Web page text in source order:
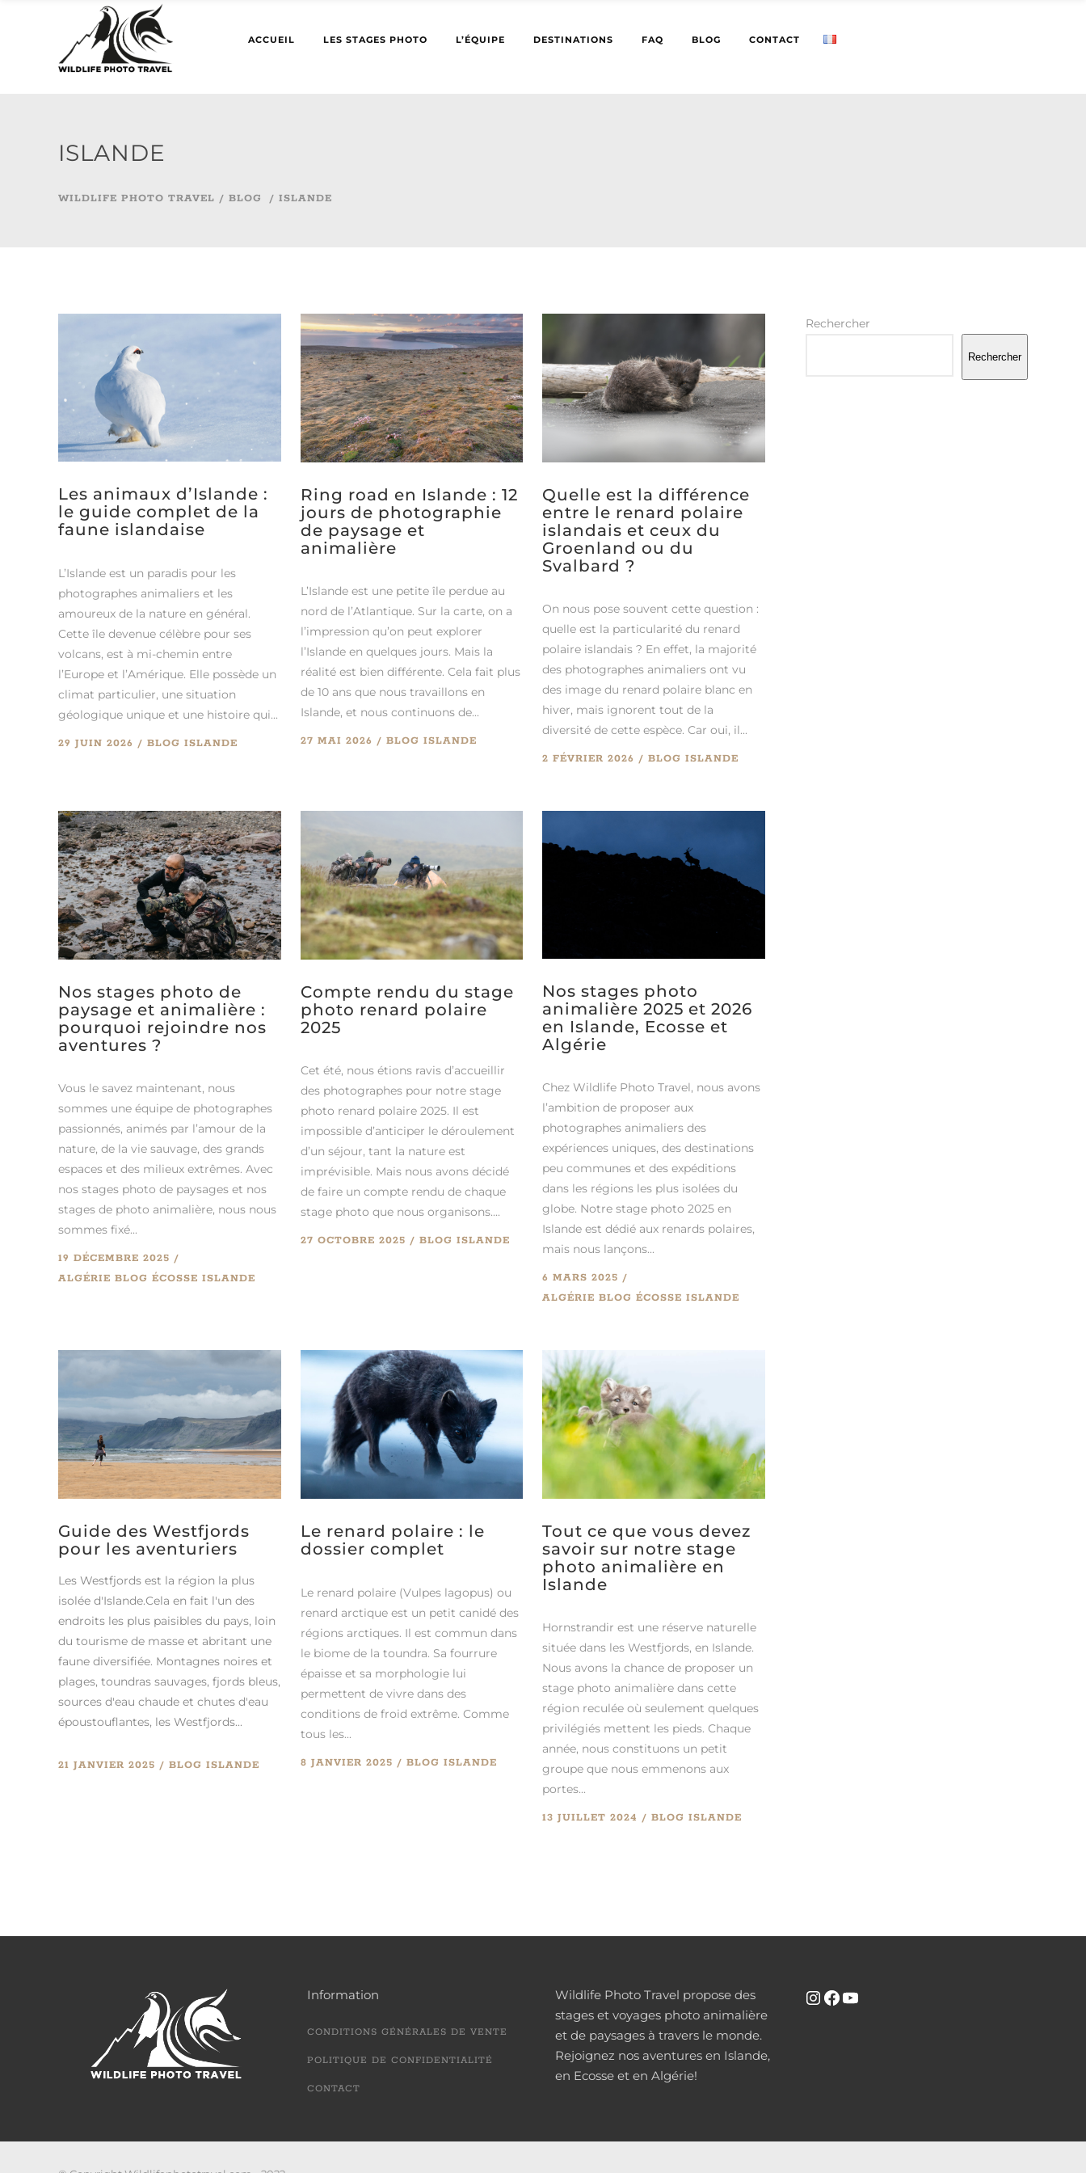
ACCUEIL LES STAGES PHOTO L’ÉQUIPE DESTINATIONS FAQ BLOG CONTACT
ISLANDE
WILDLIFE PHOTO TRAVEL / BLOG / ISLANDE
Les animaux d’Islande :
le guide complet de la
faune islandaise
L’Islande est un paradis pour les
photographes animaliers et les
amoureux de la nature en général.
Cette île devenue célèbre pour ses
volcans, est à mi-chemin entre
l’Europe et l’Amérique. Elle possède un
climat particulier, une situation
géologique unique et une histoire qui...
29 JUIN 2026 BLOG ISLANDE
Ring road en Islande : 12
jours de photographie
de paysage et
animalière
L’Islande est une petite île perdue au
nord de l’Atlantique. Sur la carte, on a
l’impression qu’on peut explorer
l’Islande en quelques jours. Mais la
réalité est bien différente. Cela fait plus
de 10 ans que nous travaillons en
Islande, et nous continuons de...
27 MAI 2026 BLOG ISLANDE
Quelle est la différence
entre le renard polaire
islandais et ceux du
Groenland ou du
Svalbard ?
On nous pose souvent cette question :
quelle est la particularité du renard
polaire islandais ? En effet, la majorité
des photographes animaliers ont vu
des image du renard polaire blanc en
hiver, mais ignorent tout de la
diversité de cette espèce. Car oui, il...
2 FÉVRIER 2026 BLOGISLANDE
Nos stages photo de
paysage et animalière :
pourquoi rejoindre nos
aventures ?
Vous le savez maintenant, nous
sommes une équipe de photographes
passionnés, animés par l’amour de la
nature, de la vie sauvage, des grands
espaces et des milieux extrêmes. Avec
nos stages photo de paysages et nos
stages de photo animalière, nous nous
sommes fixé...
19 DÉCEMBRE 2025
ALGÉRIE BLOG ÉCOSSE ISLANDE
Compte rendu du stage
photo renard polaire
2025
Cet été, nous étions ravis d’accueillir
des photographes pour notre stage
photo renard polaire 2025. Il est
impossible d’anticiper le déroulement
d’un séjour, tant la nature est
imprévisible. Mais nous avons décidé
de faire un compte rendu de chaque
stage photo que nous organisons....
27 OCTOBRE 2025 BLOG ISLANDE
Nos stages photo
animalière 2025 et 2026
en Islande, Ecosse et
Algérie
Chez Wildlife Photo Travel, nous avons
l’ambition de proposer aux
photographes animaliers des
expériences uniques, des destinations
peu communes et des expéditions
dans les régions les plus isolées du
globe. Notre stage photo 2025 en
Islande est dédié aux renards polaires,
mais nous lançons...
6 MARS 2025
ALGÉRIEBLOGÉCOSSEISLANDE
Guide des Westfjords
pour les aventuriers
Les Westfjords est la région la plus
isolée d'Islande.Cela en fait l'un des
endroits les plus paisibles du pays, loin
du tourisme de masse et abritant une
faune diversifiée. Montagnes noires et
plages, toundras sauvages, fjords bleus,
sources d'eau chaude et chutes d'eau
époustouflantes, les Westfjords...
21 JANVIER 2025 BLOG ISLANDE
Le renard polaire : le
dossier complet
Le renard polaire (Vulpes lagopus) ou
renard arctique est un petit canidé des
régions arctiques. Il est commun dans
le biome de la toundra. Sa fourrure
épaisse et sa morphologie lui
permettent de vivre dans des
conditions de froid extrême. Comme
tous les...
8 JANVIER 2025 BLOG ISLANDE
Tout ce que vous devez
savoir sur notre stage
photo animalière en
Islande
Hornstrandir est une réserve naturelle
située dans les Westfjords, en Islande.
Nous avons la chance de proposer un
stage photo animalière dans cette
région reculée où seulement quelques
privilégiés mettent les pieds. Chaque
année, nous constituons un petit
groupe que nous emmenons aux
portes...
13 JUILLET 2024 BLOGISLANDE
Rechercher
Rechercher
Information
CONDITIONS GÉNÉRALES DE VENTE
POLITIQUE DE CONFIDENTIALITÉ
CONTACT
Wildlife Photo Travel propose des
stages et voyages photo animalière
et de paysages à travers le monde.
Rejoignez nos aventures en Islande,
en Ecosse et en Algérie!
INSTAGRAM
FACEBOOK
YOUTUBE